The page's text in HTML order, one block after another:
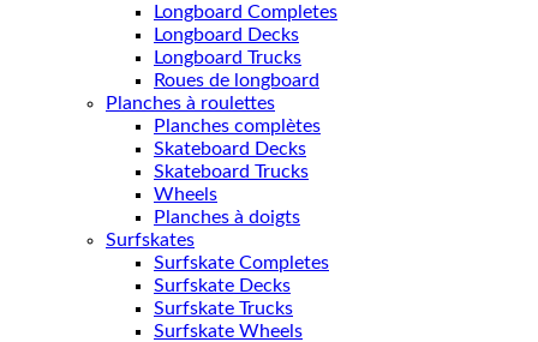
Longboard Completes
Longboard Decks
Longboard Trucks
Roues de longboard
Planches à roulettes
Planches complètes
Skateboard Decks
Skateboard Trucks
Wheels
Planches à doigts
Surfskates
Surfskate Completes
Surfskate Decks
Surfskate Trucks
Surfskate Wheels